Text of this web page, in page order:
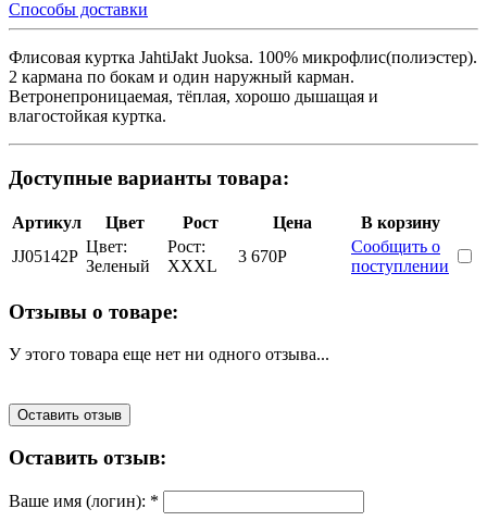
Способы доставки
Флисовая куртка JahtiJakt Juoksa. 100% микрофлис(полиэстер).
2 кармана по бокам и один наружный карман.
Ветронепроницаемая, тёплая, хорошо дышащая и
влагостойкая куртка.
Доступные варианты товара:
Артикул Цвет Рост Цена
В корзину
JJ05142P
Цвет:
Зеленый
Рост:
XXXL
3 670Р
Сообщить о
поступлении
Отзывы о товаре:
У этого товара еще нет ни одного отзыва...
Оставить отзыв
Оставить отзыв:
Ваше имя (логин): *